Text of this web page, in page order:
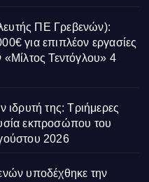
ΠΕ Γρεβενών):
για επιπλέον εργασίες
Τεντόγλου» 4
ιδρυτή της: Τριήμερες
εκπροσώπου του
2026
υποδέχθηκε την